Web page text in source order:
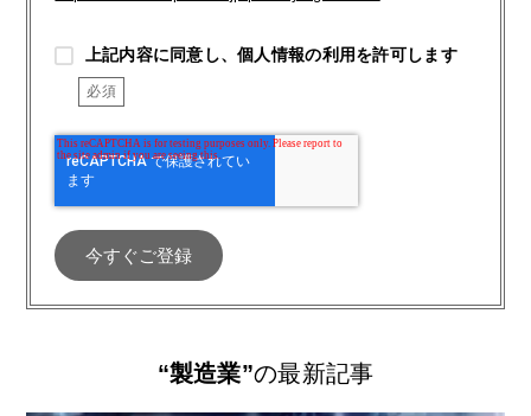
上記内容に同意し、個人情報の利用を許可します
“製造業”の最新記事